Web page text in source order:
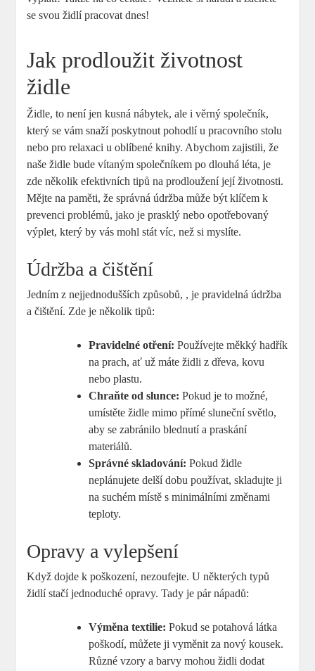
se svou židlí pracovat dnes!
Jak prodloužit životnost
židle
Židle, to není jen kusná nábytek, ale i věrný společník,
který se vám snaží poskytnout pohodlí u pracovního stolu
nebo pro relaxaci u oblíbené knihy. Abychom zajistili, že
naše židle bude vítaným společníkem po dlouhá léta, je
zde několik efektivních tipů na prodloužení její životnosti.
Mějte na paměti, že správná údržba může být klíčem k
prevenci problémů, jako je prasklý nebo opotřebovaný
výplet, který by vás mohl stát víc, než si myslíte.
Údržba a čištění
Jedním z nejjednodušších způsobů, , je pravidelná údržba
a čištění. Zde je několik tipů:
Pravidelné otření: Používejte měkký hadřík
na prach, ať už máte židli z dřeva, kovu
nebo plastu.
Chraňte od slunce: Pokud je to možné,
umístěte židle mimo přímé sluneční světlo,
aby se zabránilo blednutí a praskání
materiálů.
Správné skladování: Pokud židle
neplánujete delší dobu používat, skladujte ji
na suchém místě s minimálními změnami
teploty.
Opravy a vylepšení
Když dojde k poškození, nezoufejte. U některých typů
židlí stačí jednoduché opravy. Tady je pár nápadů:
Výměna textilie: Pokud se potahová látka
poškodí, můžete ji vyměnit za nový kousek.
Různé vzory a barvy mohou židli dodat